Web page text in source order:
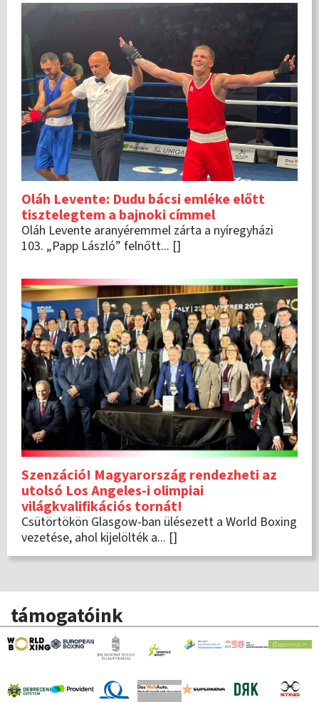
Oláh Levente: Dudu bácsi emléke előtt
tisztelegtem a bajnoki címmel
Oláh Levente aranyéremmel zárta a nyíregyházi
103. „Papp László” felnőtt... []
Szenzáció! Magyarország rendezheti az
utolsó Los Angeles-i olimpiai
világkvalifikációs tornát!
Csütörtökön Glasgow-ban ülésezett a World Boxing
vezetése, ahol kijelölték a... []
támogatóink